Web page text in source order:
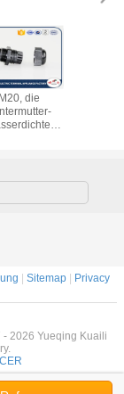
M20, die
IP68 an
| Sitemap | Privacy
2026 Yueqing Kuaili